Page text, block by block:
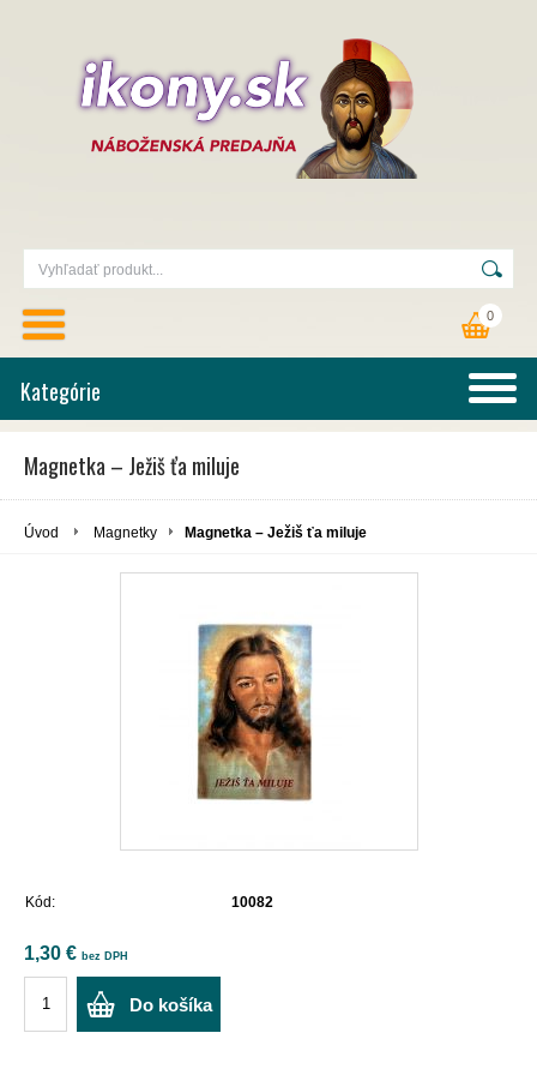
0
Kategórie
Magnetka – Ježiš ťa miluje
Úvod Magnetky Magnetka – Ježiš ťa miluje
Kód: 10082
1,30 € bez DPH
Do košíka